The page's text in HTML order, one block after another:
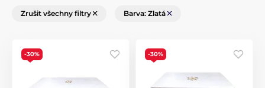
materiál ubrusu, který může být například bavlněný, lněný
Prozkoumejte nabídku ubrusů od značky Sander. Najdete
zde různé možnosti, které vám pomohou doplnit váš jídelní
stůl a přidat do něj elegantní a stylový prvek.
Zrušit všechny filtry Barva: Zlatá
-30% -30%